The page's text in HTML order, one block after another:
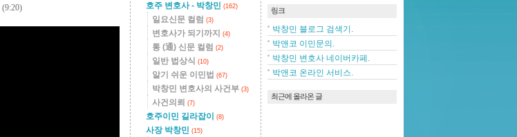
(9:20)
링크
박창민 블로그 검색기.
박앤코 이민문의.
박창민 변호사 네이버카페.
박앤코 온라인 서비스.
최근에 올라온 글
호주 변호사 - 박창민 (162)
일요신문 컬럼 (3)
변호사가 되기까지 (4)
통 (通) 신문 컬럼 (2)
일반 법상식 (10)
알기 쉬운 이민법 (67)
박창민 변호사의 사건부 (3)
사건의뢰 (7)
호주이민 길라잡이 (8)
사장 박창민 (15)